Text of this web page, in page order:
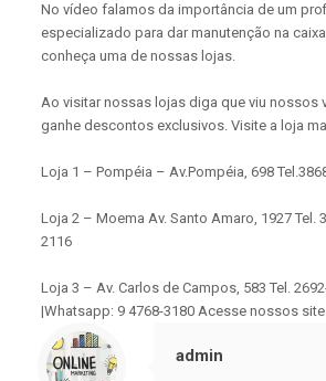
No vídeo falamos da importância de um
especializado para dar manutenção na
conheça uma de nossas lojas.
Ao visitar nossas lojas diga que viu nossos
ganhe descontos exclusivos. Visite a loja
Loja 1 – Pompéia – Av.Pompéia, 698
Loja 2 – Moema Av. Santo Amaro, 1927 Tel.
2116
Loja 3 – Av. Carlos de Campos, 583 Tel.
|Whatsapp: 9 4768-3180 Acesse nossos
admin